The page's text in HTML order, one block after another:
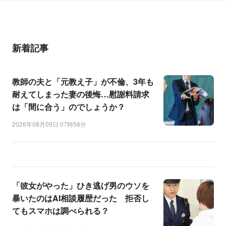
新着記事
教師の夫と「元教え子」が不倫、3年も
耐えてしまった妻の後悔…慰謝料請求
は「間に合う」のでしょうか？
2026年08月09日 07時58分
「彼女がやった」ひき逃げ男のウソを
暴いたのはAI相談履歴だった 拒否し
てもスマホは調べられる？